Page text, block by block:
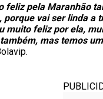
feliz pela Maranhão
vai ser linda
muito feliz por ela,
mas temos